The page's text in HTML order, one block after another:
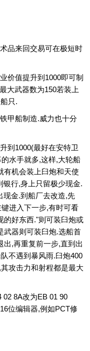
品来回交易可在极短时
价值提升到1000即可制
大武器数为150若装上
只.
甲船制造.威力也十分
到1000(最好在安特卫
水手就多,这样,大轮船
有机会装上臼炮和天使
行,身上只留极少现金.
现金.到船厂去改造,先
进入下一步,有时可看
的好东西."则可装臼炮或
武器则可装臼炮.选船首
出,再重复前一步,直到出
不遇到暴风雨.臼炮400
攻击力和射程都是最大
02 8A改为EB 01 90
位编辑器,例如PCT修